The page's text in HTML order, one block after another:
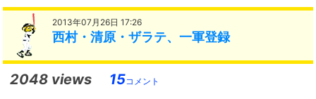
2013年07月26日 17:26
西村・清原・ザラテ、一軍登録
2048 views 15コメント